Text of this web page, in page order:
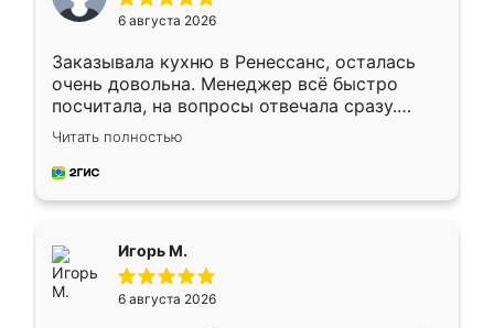
6 августа 2026
Заказывала кухню в Ренессанс, осталась
очень довольна. Менеджер всё быстро
посчитала, на вопросы отвечала сразу.
Замерщик приехал в субботу, подошёл к
делу со всей ответственностью. Собрали
за день, ребята работали аккуратно, даже
Читать полностью
Игорь М.
6 августа 2026